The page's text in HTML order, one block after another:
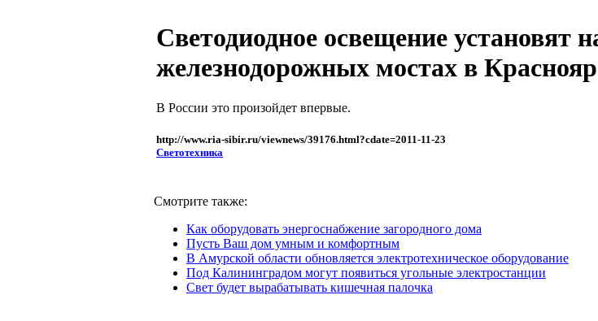
Светодиодное освещение установят
железнодорожных мостах в
В России это произойдет впервые.
http://www.ria-sibir.ru/viewnews/39176.html?cdate=2011-11-23
Светотехника
Смотрите также:
Как оборудовать энергоснабжение загородного дома
Пусть Ваш дом умным и комфортным
В Амурской области обновляется электротехническое оборудование
Под Калининградом могут появиться угольные электростанции
Свет будет вырабатывать кишечная палочка